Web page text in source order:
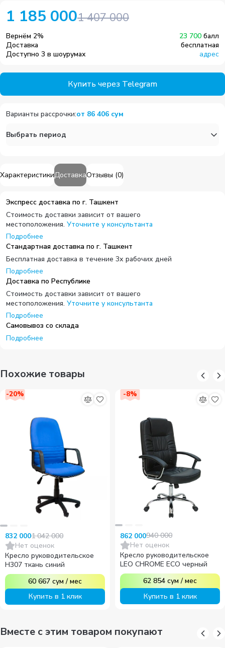
ХарактеристикиДоставкаОтзывы (0)
Экспресс доставка по г. Ташкент
Стоимость доставки зависит от вашего
местоположения. Уточните у консультанта
Подробнее
Стандартная доставка по г. Ташкент
Бесплатная доставка в течение 3х рабочих дней
Подробнее
Доставка по Республике
Стоимость доставки зависит от вашего
местоположения. Уточните у консультанта
Подробнее
Самовывоз со склада
Подробнее
1 185 0001 407 000
Вернём 2% 23 700 балл
Доставка
бесплатная
Доступно 3 в шоурумах
адрес
Купить через Telegram
Варианты рассрочки:от 86 406 сум
Выбрать период
Похожие товары
-20%
832 0001 042 000
Нет оценок
Кресло руководительское
H307 ткань синий
60 667 сум /мес
Купить в 1 клик
-8%
862 000940 000
Нет оценок
Кресло руководительское
LEO CHROME ECO черный
62 854 сум /мес
Купить в 1 клик
Вместе с этим товаром покупают